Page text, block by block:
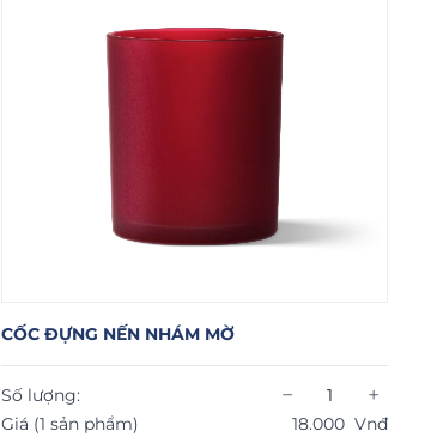
CỐC ĐỰNG NẾN NHÁM MỜ
Số lượng: − +
Giá (1 sản phẩm) 18.000 Vnđ